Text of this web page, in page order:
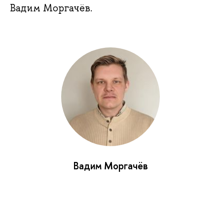
Вадим Моргачёв.
Вадим Моргачёв